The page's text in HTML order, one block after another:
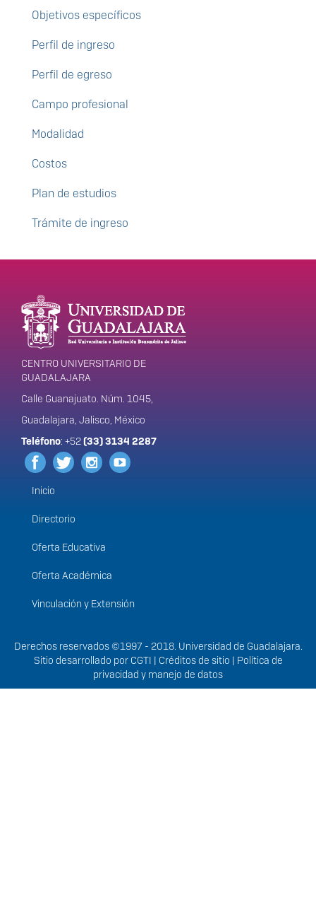
Objetivos específicos
Perfil de ingreso
Perfil de egreso
Campo profesional
Modalidad
Costos
Plan de estudios
Trámite de ingreso
Enlaces de interés
Información del
portal
CENTRO UNIVERSITARIO DE
GUADALAJARA
Calle Guanajuato. Núm. 1045,
Guadalajara, Jalisco, México
Teléfono: +52(33) 3134 2287
Menú
principal
Inicio
Directorio
Oferta Educativa
Oferta Académica
Vinculación y Extensión
Derechos
Derechos reservados ©1997 - 2018. Universidad de Guadalajara.
Sitio desarrollado por CGTI | Créditos de sitio | Política de
privacidad y manejo de datos